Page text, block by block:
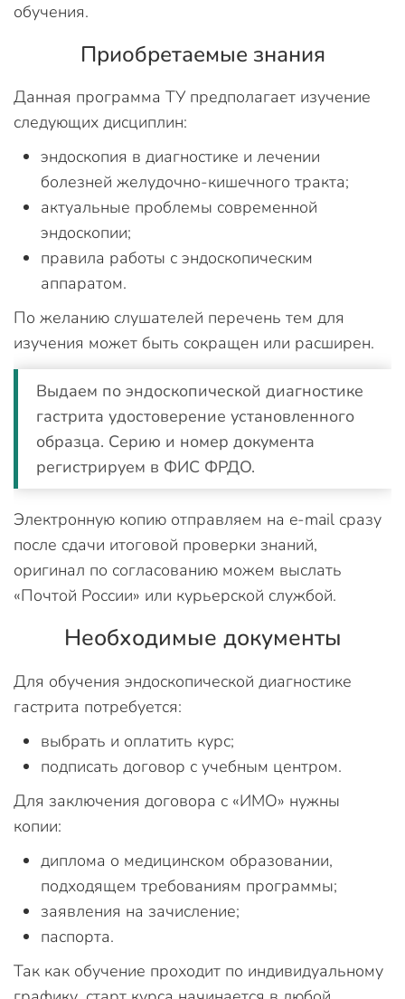
обучения.
Приобретаемые знания
Данная программа ТУ предполагает изучение
следующих дисциплин:
эндоскопия в диагностике и лечении
болезней желудочно-кишечного тракта;
актуальные проблемы современной
эндоскопии;
правила работы с эндоскопическим
аппаратом.
По желанию слушателей перечень тем для
изучения может быть сокращен или расширен.
Выдаем по эндоскопической диагностике
гастрита удостоверение установленного
образца. Серию и номер документа
регистрируем в ФИС ФРДО.
Электронную копию отправляем на e-mail сразу
после сдачи итоговой проверки знаний,
оригинал по согласованию можем выслать
«Почтой России» или курьерской службой.
Необходимые документы
Для обучения эндоскопической диагностике
гастрита потребуется:
выбрать и оплатить курс;
подписать договор с учебным центром.
Для заключения договора с «ИМО» нужны
копии:
диплома о медицинском образовании,
подходящем требованиям программы;
заявления на зачисление;
паспорта.
Так как обучение проходит по индивидуальному